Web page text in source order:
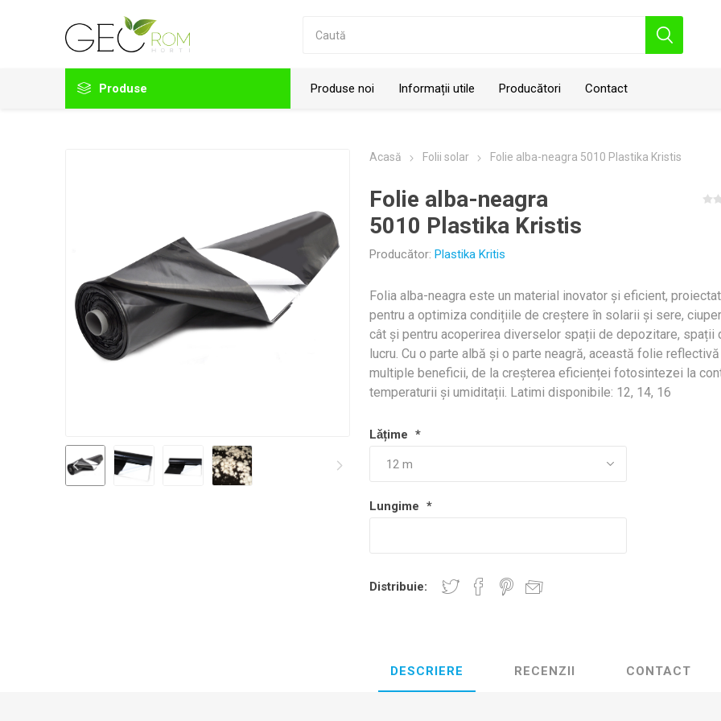
Produse
Accesorii prindere folie solar
Accesorii solar
Plasa de umbrire
Plasa protectie
Produse noi Informații utile Producători
Plastika Kritis Geo Polska
Contact
Acasă Folii solar Folie alba-neagra 5010 Plastika Kristis
Folie alba-neagra
5010 Plastika Kristis
Producător: Plastika Kritis
Folia alba-neagra este un material inovator și eficient, proiectat
pentru a optimiza condițiile de creștere în solarii și sere,
cât și pentru acoperirea diverselor spații de depozitare, spații
lucru. Cu o parte albă și o parte neagră, această folie
multiple beneficii, de la creșterea eficienței fotosintezei la
temperaturii și umiditații. Latimi disponibile: 12, 14, 16
Lǎțime *
Lungime *
Distribuie:
DESCRIERE RECENZII CONTACT